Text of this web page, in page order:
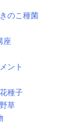
のこ種菌
座
ント
種子
草